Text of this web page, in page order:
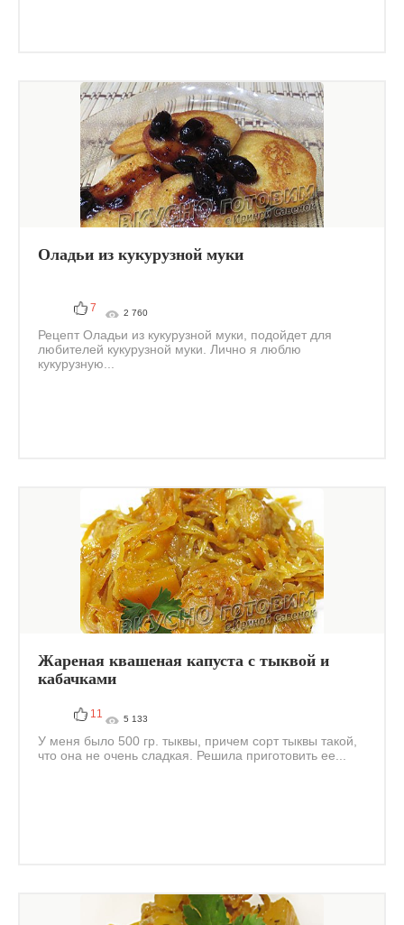
Оладьи из кукурузной муки
7 2 760
Рецепт Оладьи из кукурузной муки, подойдет для
любителей кукурузной муки. Лично я люблю
кукурузную...
Жареная квашеная капуста с тыквой и
кабачками
11 5 133
У меня было 500 гр. тыквы, причем сорт тыквы такой,
что она не очень сладкая. Решила приготовить ее...